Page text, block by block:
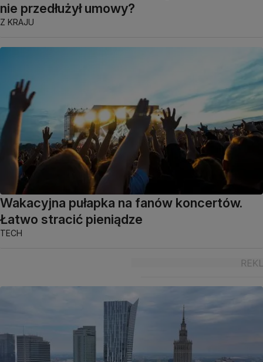
nie przedłużył umowy?
Z KRAJU
Wakacyjna pułapka na fanów koncertów.
Łatwo stracić pieniądze
TECH